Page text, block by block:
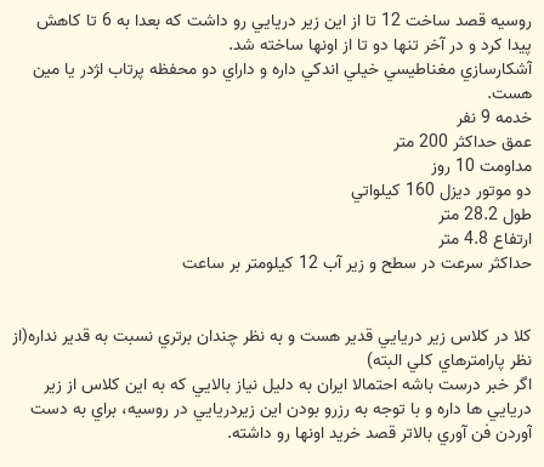
ت
روسيه قصد ساخت 12 تا از اين زير دريايي رو داشت كه بعدا به 6 تا كاهش
پيدا كرد و در آخر تنها دو تا از اونها ساخته شد.
آشكارسازي مغناطيسي خيلي اندكي داره و داراي دو محفظه پرتاب ا‍ژدر يا مين
هست.
خدمه 9 نفر
عمق حداكثر 200 متر
مداومت 10 روز
دو موتور ديزل 160 كيلواتي
طول 28.2 متر
ارتفاع 4.8 متر
حداكثر سرعت در سطح و زير آب 12 كيلومتر بر ساعت
كلا در كلاس زير دريايي قدير هست و به نظر چندان برتري نسبت به قدير نداره(از
نظر پارامترهاي كلي البته)
اگر خبر درست باشه احتمالا ايران به دليل نياز بالايي كه به اين كلاس از زير
دريايي ها داره و با توجه به رزرو بودن اين زيردريايي در روسيه، براي به دست
آوردن فن آوري بالاتر قصد خريد اونها رو داشته.